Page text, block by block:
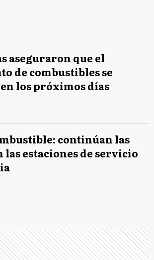
aseguraron que el
de combustibles se
los próximos días
continúan las
las estaciones de servicio